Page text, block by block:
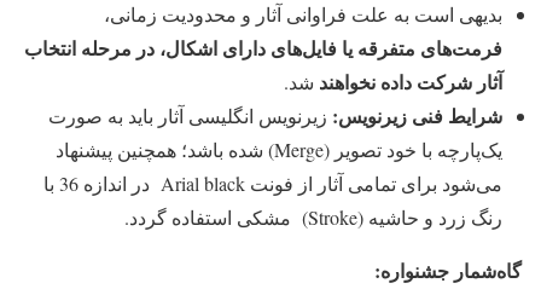
بدیهی است به علت فراوانی آثار و محدودیت زمانی،
فرمت‌های متفرقه یا فایل‌های دارای اشكال، در مرحله انتخاب
آثار شركت داده نخواهند شد.
شرایط فنی زیرنویس: زیرنویس انگلیسی آثار باید به صورت
یک‌پارچه با خود تصویر (Merge) شده باشد؛ همچنین پیشنهاد
می‌شود برای تمامی آثار از فونت Arial black در اندازه 36 با
رنگ زرد و حاشیه (Stroke) مشکی استفاده گردد.
گاه‌شمار جشنواره: